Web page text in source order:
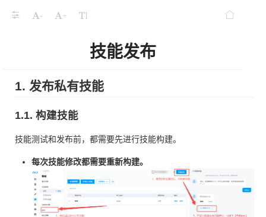
- +
技能发布
1. 发布私有技能
1.1. 构建技能
技能测试和发布前，都需要先进行技能构建。
每次技能修改都需要重新构建。